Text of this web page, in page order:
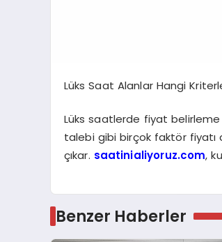
Lüks Saat Alanlar Hangi
Lüks saatlerde fiyat belirleme
talebi gibi birçok faktör
çıkar. saatinialiyoruz.com,
Benzer Haberler